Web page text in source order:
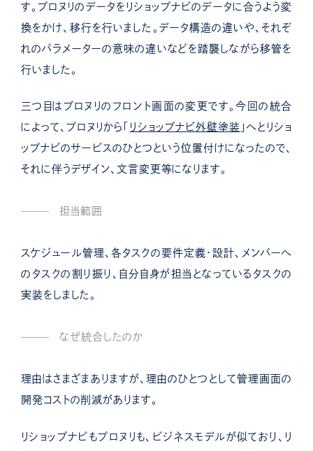
す。プロヌリのデータをリショップナビのデータに合うよう変
換をかけ、移行を行いました。データ構造の違いや、それぞ
れのパラメーターの意味の違いなどを踏襲しながら移管を
行いました。
三つ目はプロヌリのフロント画面の変更です。今回の統合
によって、プロヌリから「
リショップナビ外壁塗装 」へとリショ
ップナビのサービスのひとつという位置付けになったので、
それに伴うデザイン、文言変更等になります。
担当範囲
スケジュール管理、各タスクの要件定義・設計、メンバーへ
のタスクの割り振り、自分自身が担当となっているタスクの
実装をしました。
なぜ統合したのか
理由はさまざまありますが、理由のひとつとして管理画面の
開発コストの削減があります。
リショップナビもプロヌリも、ビジネスモデルが似ており、リ